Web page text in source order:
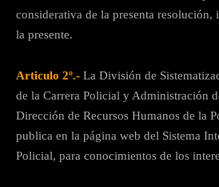
considerativa de la presenta resolución,
la presente.
Articulo 2º.- La División de
de la Carrera Policial y Administración
Dirección de Recursos Humanos de la
publica en la página web del Sistema
Policial, para conocimientos de los